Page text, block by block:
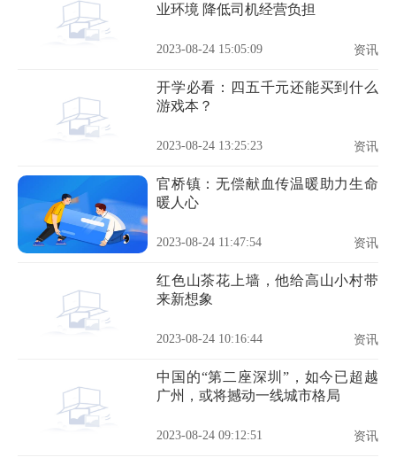
业环境 降低司机经营负担
2023-08-24 15:05:09 资讯
开学必看：四五千元还能买到什么
游戏本？
2023-08-24 13:25:23 资讯
官桥镇：无偿献血传温暖助力生命
暖人心
2023-08-24 11:47:54 资讯
红色山茶花上墙，他给高山小村带
来新想象
2023-08-24 10:16:44 资讯
中国的“第二座深圳”，如今已超越
广州，或将撼动一线城市格局
2023-08-24 09:12:51 资讯